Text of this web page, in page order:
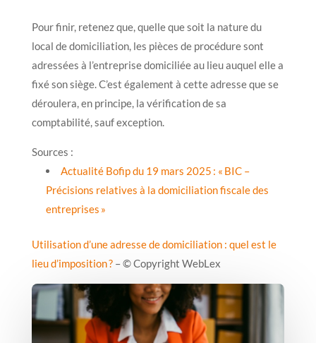
Pour finir, retenez que, quelle que soit la nature du
local de domiciliation, les pièces de procédure sont
adressées à l’entreprise domiciliée au lieu auquel elle a
fixé son siège. C’est également à cette adresse que se
déroulera, en principe, la vérification de sa
comptabilité, sauf exception.
Sources :
Actualité Bofip du 19 mars 2025 : « BIC –
Précisions relatives à la domiciliation fiscale des
entreprises »
Utilisation d’une adresse de domiciliation : quel est le
lieu d’imposition ? – © Copyright WebLex